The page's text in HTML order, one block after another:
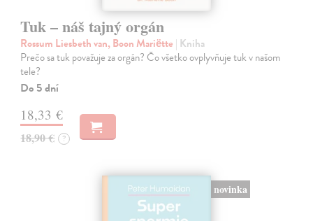
Tuk – náš tajný orgán
Rossum Liesbeth van, Boon Mariëtte | Kniha
Prečo sa tuk považuje za orgán? Čo všetko ovplyvňuje tuk v našom
tele?
Do 5 dní
18,33 €
18,90 € ?
novinka